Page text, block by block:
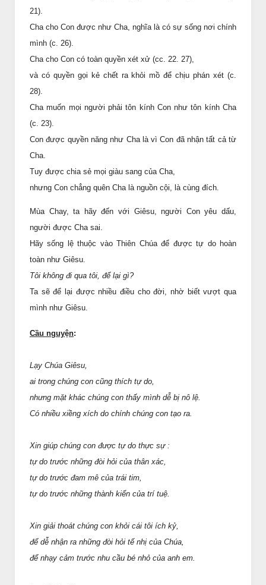
21).
Cha cho Con được như Cha, nghĩa là có sự sống nơi chính
mình (c. 26).
Cha cho Con có toàn quyền xét xử (cc. 22. 27),
và có quyền gọi kẻ chết ra khỏi mồ để chịu phán xét (c.
28).
Cha muốn mọi người phải tôn kính Con như tôn kính Cha
(c. 23).
Con được quyền năng như Cha là vì Con đã nhận tất cả từ
Cha.
Tuy được chia sẻ mọi giàu sang của Cha,
nhưng Con chẳng quên Cha là nguồn cội, là cùng đích.
Mùa Chay, ta hãy đến với Giêsu, người Con yêu dấu,
người được Cha sai.
Hãy sống lệ thuộc vào Thiên Chúa để được tự do hoàn
toàn như Giêsu.
Tôi không đi qua tôi, để lại gì?
Ta sẽ để lại được nhiều điều cho đời, nhờ biết vượt qua
mình như Giêsu.
Cầu nguyện:
Lạy Chúa Giêsu,
ai trong chúng con cũng thích tự do,
nhưng mặt khác chúng con thấy mình dễ bị nô lệ.
Có nhiều xiềng xích do chính chúng con tạo ra.
Xin giúp chúng con được tự do thực sự :
tự do trước những đòi hỏi của thân xác,
tự do trước đam mê của trái tim,
tự do trước những thành kiến của trí tuệ.
Xin giải thoát chúng con khỏi cái tôi ích kỷ,
để dễ nhận ra những đòi hỏi tế nhị của Chúa,
để nhạy cảm trước nhu cầu bé nhỏ của anh em.